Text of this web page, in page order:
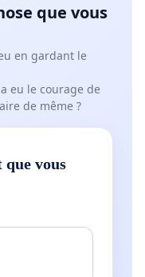
que vous
en gardant le
eu le courage de
de même ?
que vous